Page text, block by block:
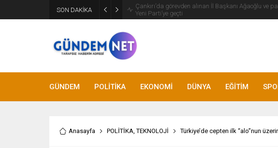
SON DAKİKA Bakan Fidan, Hamas Siyasi Büro Şefi Hayye’yi
GÜNDEM POLİTİKA EKONOMİ DÜNYA EĞİTİM
Anasayfa POLİTİKA,TEKNOLOJİ Türkiye’de cepten ilk “alo”nun